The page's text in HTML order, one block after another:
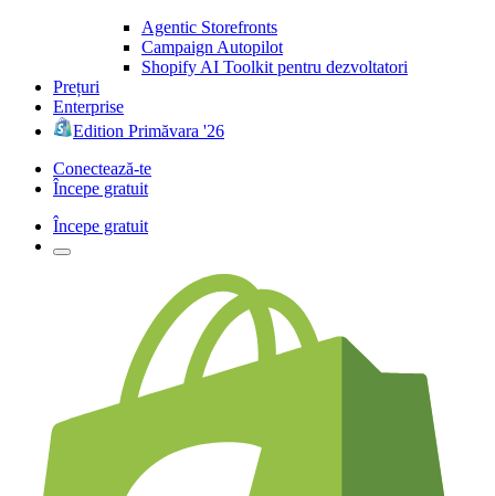
Agentic Storefronts
Campaign Autopilot
Shopify AI Toolkit pentru dezvoltatori
Prețuri
Enterprise
Edition Primăvara '26
Conectează-te
Începe gratuit
Începe gratuit